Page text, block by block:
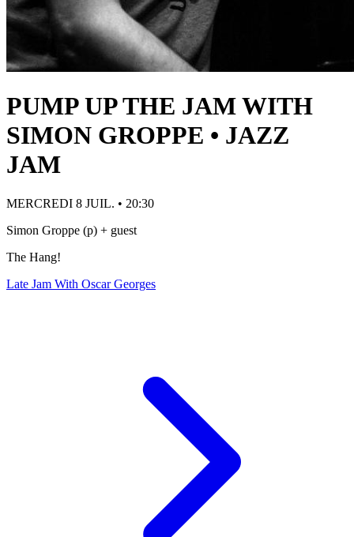
PUMP UP THE JAM WITH
SIMON GROPPE • JAZZ
JAM
MERCREDI 8 JUIL. • 20:30
Simon Groppe (p) + guest
The Hang!
Late Jam With Oscar Georges